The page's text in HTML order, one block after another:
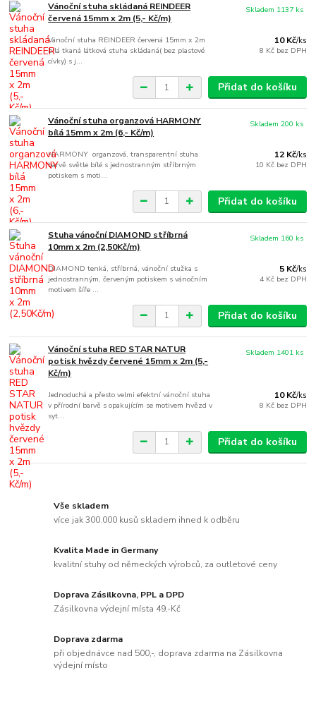
Vánoční stuha skládaná REINDEER
červená 15mm x 2m (5,- Kč/m)
Vánoční stuha REINDEER červená 15mm x 2m
bílá tkaná látková stuha skládaná( bez plastové
cívky) s j...
10 Kč/ks
8 Kč bez DPH
Skladem 1137 ks
Přidat do košíku
Vánoční stuha organzová HARMONY
bílá 15mm x 2m (6,- Kč/m)
HARMONY organzová, transparentní stuha
barvě světle bílé s jednostranným stříbrným
potiskem s moti...
12 Kč/ks
10 Kč bez DPH
Skladem 200 ks
Přidat do košíku
Stuha vánoční DIAMOND stříbrná
10mm x 2m (2,50Kč/m)
DIAMOND tenká, stříbrná, vánoční stužka s
jednostranným, červeným potiskem s vánočním
motivem šíře ...
5 Kč/ks
4 Kč bez DPH
Skladem 160 ks
Přidat do košíku
Vánoční stuha RED STAR NATUR
potisk hvězdy červené 15mm x 2m (5,-
Kč/m)
Jednoduchá a přesto velmi efektní vánoční stuha
v přírodní barvě s opakujícím se motivem hvězd v
syt...
10 Kč/ks
8 Kč bez DPH
Skladem 1401 ks
Přidat do košíku
Vše skladem
více jak 300.000 kusů skladem ihned k odběru
Kvalita Made in Germany
kvalitní stuhy od německých výrobců, za outletové ceny
Doprava Zásilkovna, PPL a DPD
Zásilkovna výdejní místa 49,-Kč
Doprava zdarma
při objednávce nad 500,-, doprava zdarma na Zásilkovna
výdejní místo